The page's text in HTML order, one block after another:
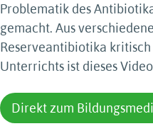
Problematik des
gemacht. Aus
Reserveantibiotika
Unterrichts ist dieses
Direkt zum